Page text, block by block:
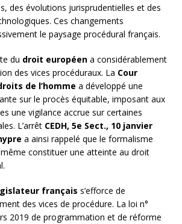
des évolutions jurisprudentielles et des
Ces changements
le paysage procédural français.
du droit européen a considérablement
des vices procéduraux. La Cour
de l’homme a développé une
sur le procès équitable, imposant aux
une vigilance accrue sur certaines
L’arrêt CEDH, 5e Sect., 10 janvier
a ainsi rappelé que le formalisme
constituer une atteinte au droit
français s’efforce de
des vices de procédure. La loi n°
2019 de programmation et de réforme